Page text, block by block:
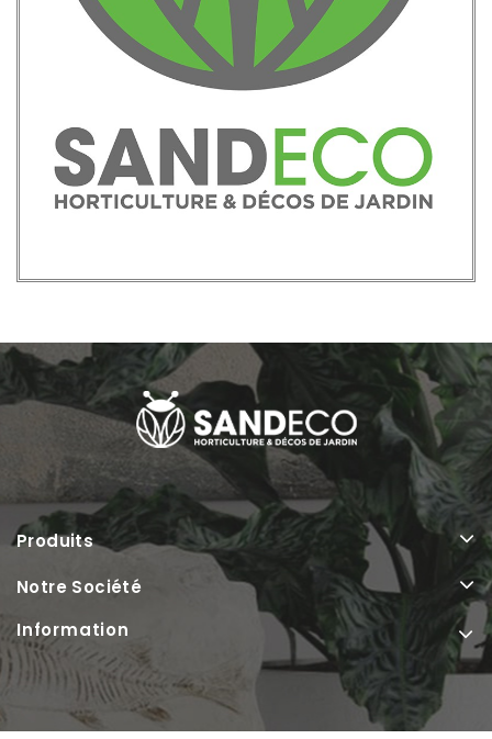
Produits
Notre Société
Information